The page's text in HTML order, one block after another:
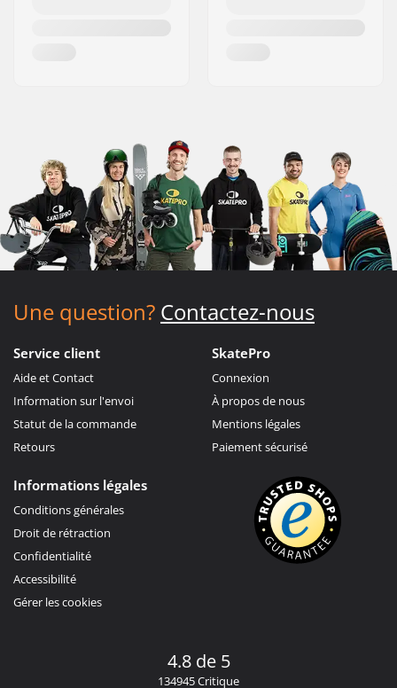
Une question? Contactez-nous
Service client
Aide et Contact
Information sur l'envoi
Statut de la commande
Retours
SkatePro
Connexion
À propos de nous
Mentions légales
Paiement sécurisé
Informations légales
Conditions générales
Droit de rétraction
Confidentialité
Accessibilité
Gérer les cookies
4.8 de 5
134945 Critique